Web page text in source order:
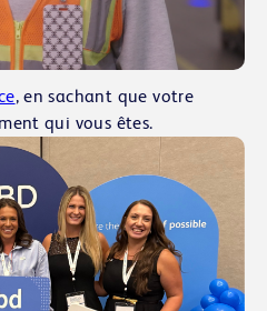
, en sachant que votre
qui vous êtes.